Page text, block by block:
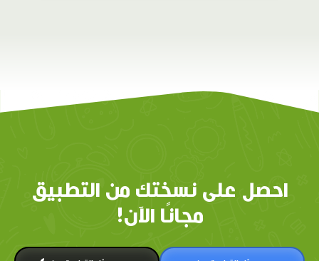
احصل على نسختك من التطبيق
مجانًا الآن!